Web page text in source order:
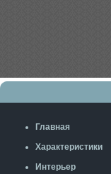
Главная
Характеристики
Интерьер